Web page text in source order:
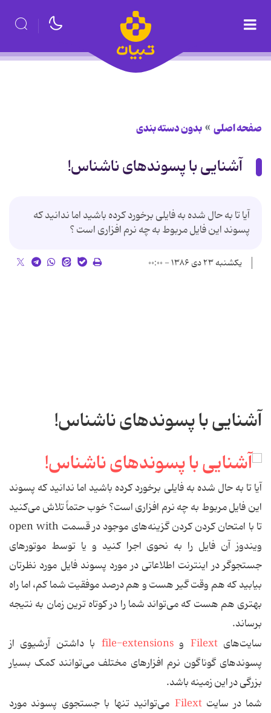
صفحه اصلی بدون دسته بندی
آشنایی با پسوندهای ناشناس!
آیا تا به حال شده به فایلی برخورد کرده باشید اما ندانید که
پسوند این فایل مربوط به چه نرم افزاری است ؟
یکشنبه ۲۳ دی ۱۳۸۶ - ۰۰:۰۰
آشنایی با پسوندهای ناشناس!
آیا تا به حال شده به فایلی برخورد کرده باشید اما ندانید که پسوند
این فایل مربوط به چه نرم افزاری است؟ خوب حتماً تلاش می‌کنید
تا با امتحان کردن کردن گزینه‌های موجود در قسمت open with
ویندوز آن فایل را به نحوی اجرا کنید و یا توسط موتورهای
جستجوگر در اینترنت اطلاعاتی در مورد پسوند فایل مورد نظرتان
بیابید که هم وقت گیر هست و هم درصد موفقیت شما کم، اما راه
بهتری هم هست که می‌تواند شما را در کوتاه ترین زمان به نتیجه
برساند.
سایت‌هایFilext وfile-extensions با داشتن آرشیوی از
پسوندهای گوناگون نرم افزارهای مختلف می‌توانند کمک بسیار
بزرگی در این زمینه باشد.
شما در سایتFilext می‌توانید تنها با جستجوی پسوند مورد